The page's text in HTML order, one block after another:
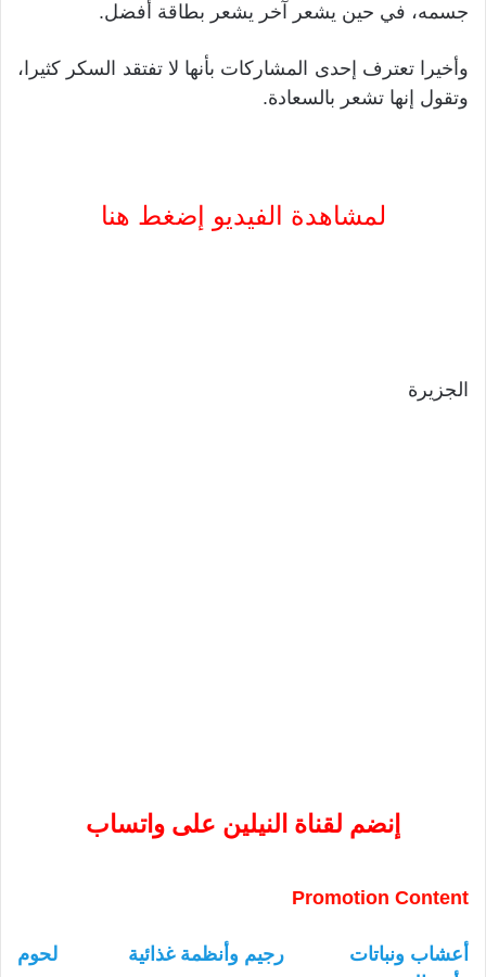
جسمه، في حين يشعر آخر يشعر بطاقة أفضل.
وأخيرا تعترف إحدى المشاركات بأنها لا تفتقد السكر كثيرا،
وتقول إنها تشعر بالسعادة.
لمشاهدة الفيديو إضغط هنا
الجزيرة
إنضم لقناة النيلين على واتساب
Promotion Content
أعشاب ونباتات رجيم وأنظمة غذائية
لحوم